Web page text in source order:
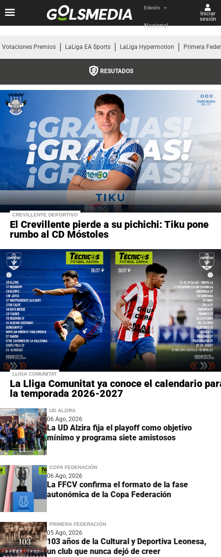
Edición
Nacional
Iniciar
sesión
Votaciones Premios LaLiga EA Sports LaLiga Hypermotion Primera
RESUTADOS
CREVILLENTE DEPORTIVO
El Crevillente pierde a su pichichi: Tiku pone
rumbo al CD Móstoles
LLIGA COMUNITAT
La Lliga Comunitat ya conoce el calendario
la temporada 2026-2027
UD ALZIRA
06 Ago, 2026
La UD Alzira fija el playoff como objetivo
mínimo y programa siete amistosos
COPA FEDERACIÓN
06 Ago, 2026
La FFCV confirma el formato de la fase
autonómica de la Copa Federación
PRIMERA FEDERACIÓN
05 Ago, 2026
103 años de la Cultural y Deportiva Leonesa,
un club que nunca dejó de creer